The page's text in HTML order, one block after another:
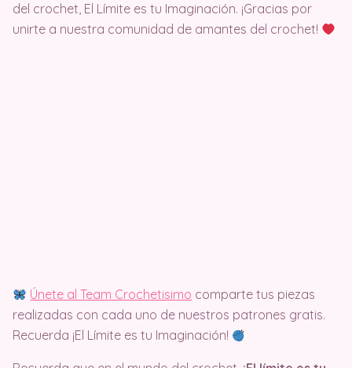
del crochet, El Límite es tu Imaginación. ¡Gracias por
unirte a nuestra comunidad de amantes del crochet!
Únete al Team Crochetisimo comparte tus piezas
realizadas con cada uno de nuestros patrones gratis.
Recuerda ¡El Límite es tu Imaginación!